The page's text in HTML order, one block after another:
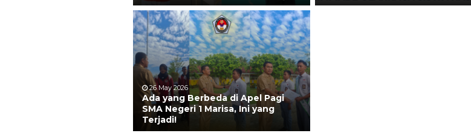
26 May 2026
Ada yang Berbeda di Apel Pagi
SMA Negeri 1 Marisa, Ini yang
Terjadi!